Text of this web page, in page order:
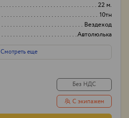
22 м.
10тн
Вездеход
Автолюлька
Смотреть еще
Без НДС
С экипажем